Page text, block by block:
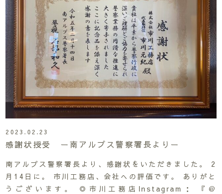
2023.02.23
感謝状授受 ー南アルプス警察署長よりー
南アルプス警察署長より、感謝状をいただきました。 2
月14日に。 市川工務店、会社への評価です。 ありがと
うございます。 ◎市川工務店Instagram： 『＠